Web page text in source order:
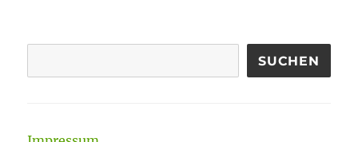
SUCHEN